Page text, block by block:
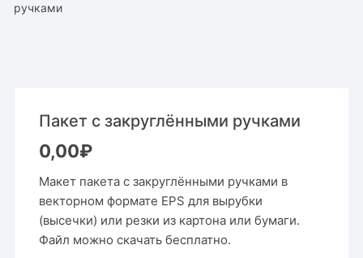
ручками
Пакет с закруглёнными ручками
0,00₽
Макет пакета с закруглёнными ручками в
векторном формате EPS для вырубки
(высечки) или резки из картона или бумаги.
Файл можно скачать бесплатно.